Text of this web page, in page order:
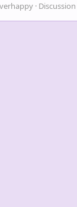
Discussion